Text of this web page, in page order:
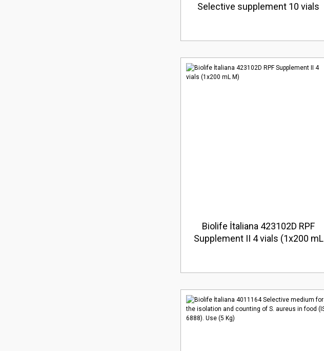
Selective supplement 10 vials
Biolife İtaliana 423102D RPF
Supplement II 4 vials (1x200 mL